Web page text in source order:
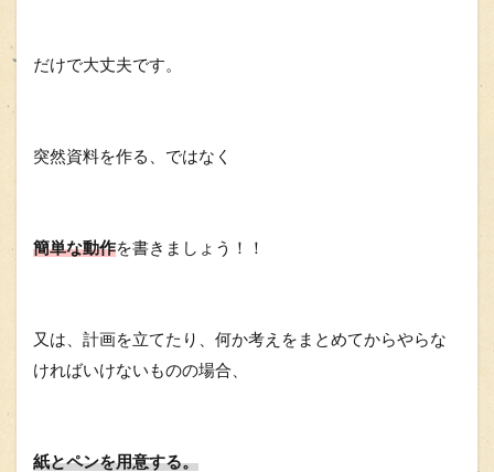
だけで大丈夫です。
突然資料を作る、ではなく
簡単な動作を書きましょう！！
又は、計画を立てたり、何か考えをまとめてからやらな
ければいけないものの場合、
紙とペンを用意する。